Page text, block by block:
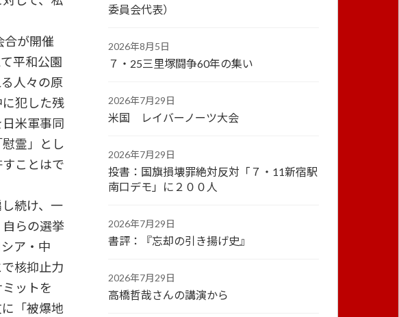
合が開催
平和公園
人々の原
犯した残
米軍事同
霊」とし
ことはで
続け、一
らの選挙
ア・中
核抑止力
ットを
「被爆地
委員会代表）
2026年8月5日
７・25三里塚闘争60年の集い
2026年7月29日
米国 レイバーノーツ大会
2026年7月29日
投書：国旗損壊罪絶対反対「７・11新宿駅
南口デモ」に２００人
2026年7月29日
書評：『忘却の引き揚げ史』
2026年7月29日
高橋哲哉さんの講演から